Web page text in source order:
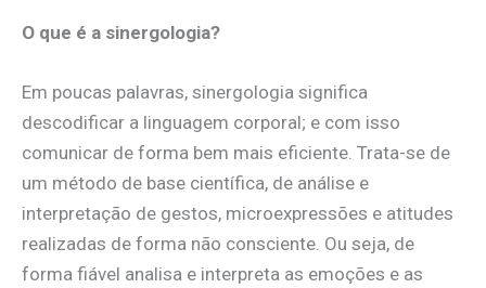
O que é a sinergologia?
Em poucas palavras, sinergologia significa
descodificar a linguagem corporal; e com isso
comunicar de forma bem mais eficiente. Trata-se de
um método de base científica, de análise e
interpretação de gestos, microexpressões e atitudes
realizadas de forma não consciente. Ou seja, de
forma fiável analisa e interpreta as emoções e as